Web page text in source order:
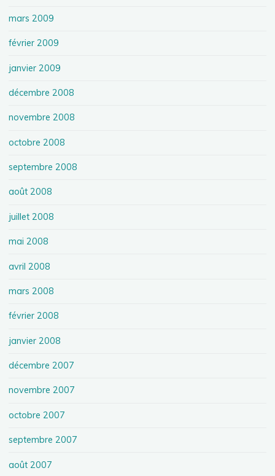
mars 2009
février 2009
janvier 2009
décembre 2008
novembre 2008
octobre 2008
septembre 2008
août 2008
juillet 2008
mai 2008
avril 2008
mars 2008
février 2008
janvier 2008
décembre 2007
novembre 2007
octobre 2007
septembre 2007
août 2007